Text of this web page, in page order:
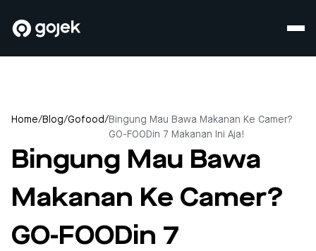
Home/Blog/Gofood/Bingung Mau Bawa Makanan Ke Camer?
GO-FOODin 7 Makanan Ini Aja!
Bingung Mau Bawa
Makanan Ke Camer?
GO-FOODin 7